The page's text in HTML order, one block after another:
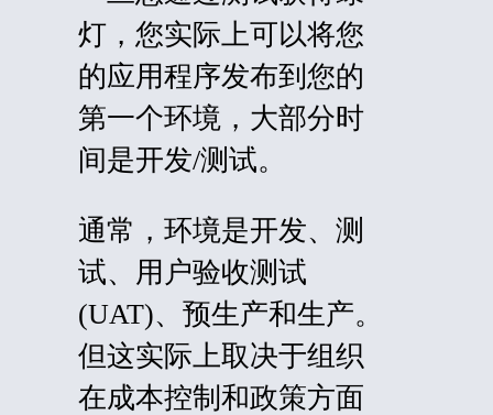
灯，您实际上可以将您
的应用程序发布到您的
第一个环境，大部分时
间是开发/测试。
通常，环境是开发、测
试、 用户验收测试
(UAT)、预生产和生产。
但这实际上取决于组织
在成本控制和政策方面